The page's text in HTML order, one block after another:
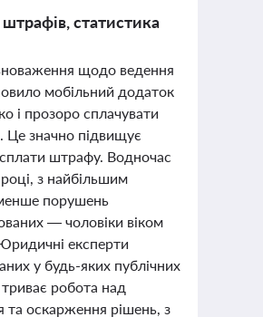
статистика
щодо ведення
мобільний додаток
і прозоро сплачувати
Це значно підвищує
штрафу. Водночас
з найбільшим
порушень
— чоловіки віком
експерти
у будь-яких публічних
робота над
оскарження рішень, з